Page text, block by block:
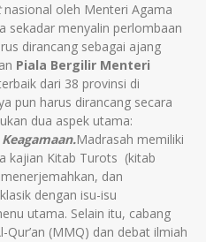
nasional oleh Menteri Agama
sekadar menyalin perlombaan
dirancang sebagai ajang
Piala Bergilir Menteri
dari 38 provinsi di
pun harus dirancang secara
dua aspek utama:
Madrasah memiliki
kajian Kitab Turots (kitab
dan
dengan isu-isu
utama. Selain itu, cabang
(MMQ) dan debat ilmiah